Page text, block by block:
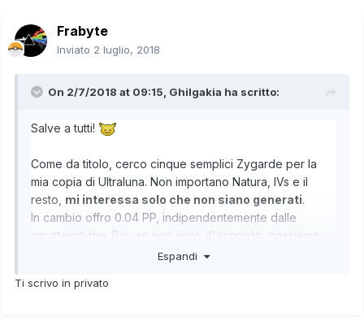
Frabyte
Inviato 2 luglio, 2018
On 2/7/2018 at 09:15, Ghilgakia ha scritto:
Salve a tutti!
Come da titolo, cerco cinque semplici Zygarde per la
mia copia di Ultraluna. Non importano Natura, IVs e il
resto, mi interessa solo che non siano generati.
In cambio offro 0.04 PP, indipendentemente dalle
caratteristiche. Poi, se non siete d'accordo, possiamo
sempre cambiare il prezzo in privato.
Espandi
Ti scrivo in privato